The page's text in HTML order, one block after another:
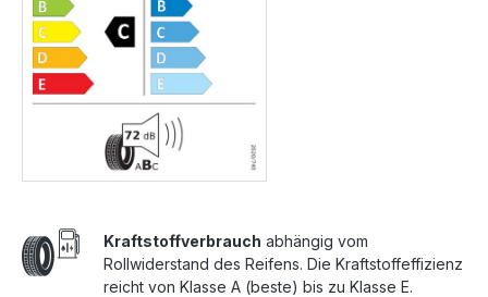
Kraftstoffverbrauch abhängig vom
Rollwiderstand des Reifens. Die Kraftstoffeffizienz
reicht von Klasse A (beste) bis zu Klasse E.